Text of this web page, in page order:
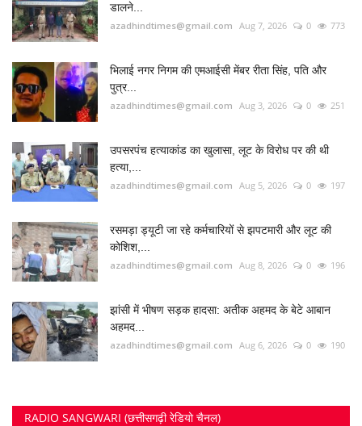
डालने...
azadhindtimes@gmail.com Aug 7, 2026 0 773
भिलाई नगर निगम की एमआईसी मेंबर रीता सिंह, पति और
पुत्र...
azadhindtimes@gmail.com Aug 3, 2026 0 251
उपसरपंच हत्याकांड का खुलासा, लूट के विरोध पर की थी
हत्या,...
azadhindtimes@gmail.com Aug 5, 2026 0 197
रसमड़ा ड्यूटी जा रहे कर्मचारियों से झपटमारी और लूट की
कोशिश,...
azadhindtimes@gmail.com Aug 8, 2026 0 196
झांसी में भीषण सड़क हादसा: अतीक अहमद के बेटे आबान
अहमद...
azadhindtimes@gmail.com Aug 6, 2026 0 190
RADIO SANGWARI (छत्तीसगढ़ी रेडियो चैनल)